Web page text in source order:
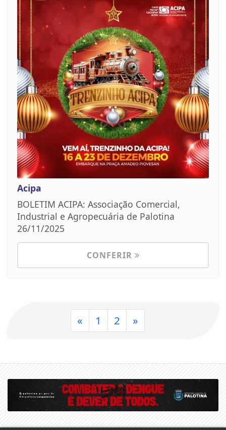
Acipa
BOLETIM ACIPA: Associação Comercial,
Industrial e Agropecuária de Palotina
26/11/2025
CONFERIR
« 1 2 »